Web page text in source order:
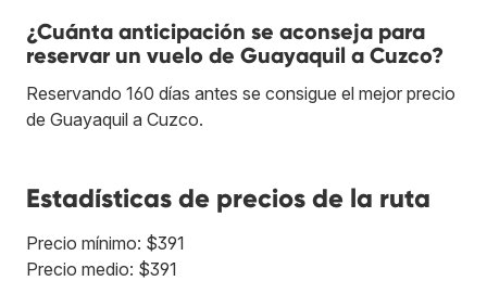
¿Cuánta anticipación se aconseja para
reservar un vuelo de Guayaquil a Cuzco?
Reservando 160 días antes se consigue el mejor precio
de Guayaquil a Cuzco.
Estadísticas de precios de la ruta
Precio mínimo: $391
Precio medio: $391